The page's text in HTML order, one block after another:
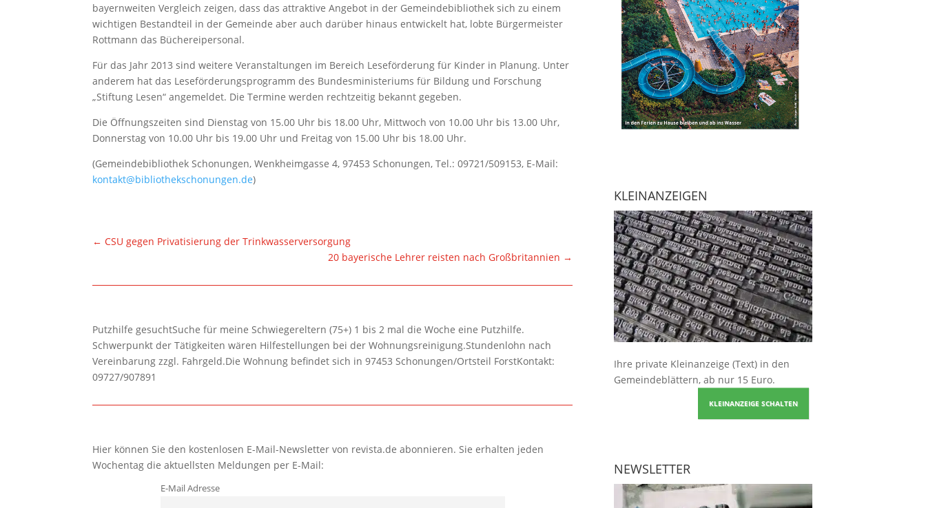
bayernweiten Vergleich zeigen, dass das attraktive Angebot in der Gemeindebibliothek sich zu einem
wichtigen Bestandteil in der Gemeinde aber auch darüber hinaus entwickelt hat, lobte Bürgermeister
Rottmann das Büchereipersonal.
Für das Jahr 2013 sind weitere Veranstaltungen im Bereich Leseförderung für Kinder in Planung. Unter
anderem hat das Leseförderungsprogramm des Bundesministeriums für Bildung und Forschung
„Stiftung Lesen“ angemeldet. Die Termine werden rechtzeitig bekannt gegeben.
Die Öffnungszeiten sind Dienstag von 15.00 Uhr bis 18.00 Uhr, Mittwoch von 10.00 Uhr bis 13.00 Uhr,
Donnerstag von 10.00 Uhr bis 19.00 Uhr und Freitag von 15.00 Uhr bis 18.00 Uhr.
(Gemeindebibliothek Schonungen, Wenkheimgasse 4, 97453 Schonungen, Tel.: 09721/509153, E-Mail:
kontakt@bibliothekschonungen.de)
←CSU gegen Privatisierung der Trinkwasserversorgung
20 bayerische Lehrer reisten nach Großbritannien →
Putzhilfe gesuchtSuche für meine Schwiegereltern (75+) 1 bis 2 mal die Woche eine Putzhilfe.
Schwerpunkt der Tätigkeiten wären Hilfestellungen bei der Wohnungsreinigung.Stundenlohn nach
Vereinbarung zzgl. Fahrgeld.Die Wohnung befindet sich in 97453 Schonungen/Ortsteil ForstKontakt:
09727/907891
Hier können Sie den kostenlosen E-Mail-Newsletter von revista.de abonnieren. Sie erhalten jeden
Wochentag die aktuellsten Meldungen per E-Mail:
E-Mail Adresse
KLEINANZEIGEN
Ihre private Kleinanzeige (Text) in den
Gemeindeblättern, ab nur 15 Euro.
KLEINANZEIGE SCHALTEN
NEWSLETTER